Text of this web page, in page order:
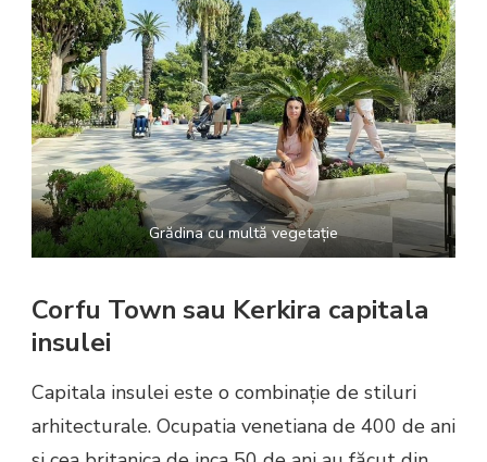
Grădina cu multă vegetație
Corfu Town sau Kerkira capitala
insulei
Capitala insulei este o combinație de stiluri
arhitecturale. Ocupatia venetiana de 400 de ani